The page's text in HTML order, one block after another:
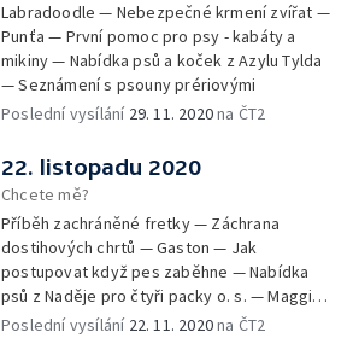
Labradoodle — Nebezpečné krmení zvířat —
Punťa — První pomoc pro psy - kabáty a
mikiny — Nabídka psů a koček z Azylu Tylda
— Seznámení s psouny prériovými
Poslední vysílání 29. 11. 2020na ČT2
22. listopadu 2020
Chcete mě?
Příběh zachráněné fretky — Záchrana
dostihových chrtů — Gaston — Jak
postupovat když pes zaběhne — Nabídka
psů z Naděje pro čtyři packy o. s. — Maggie -
aktivní stáří v kočárku
Poslední vysílání 22. 11. 2020na ČT2